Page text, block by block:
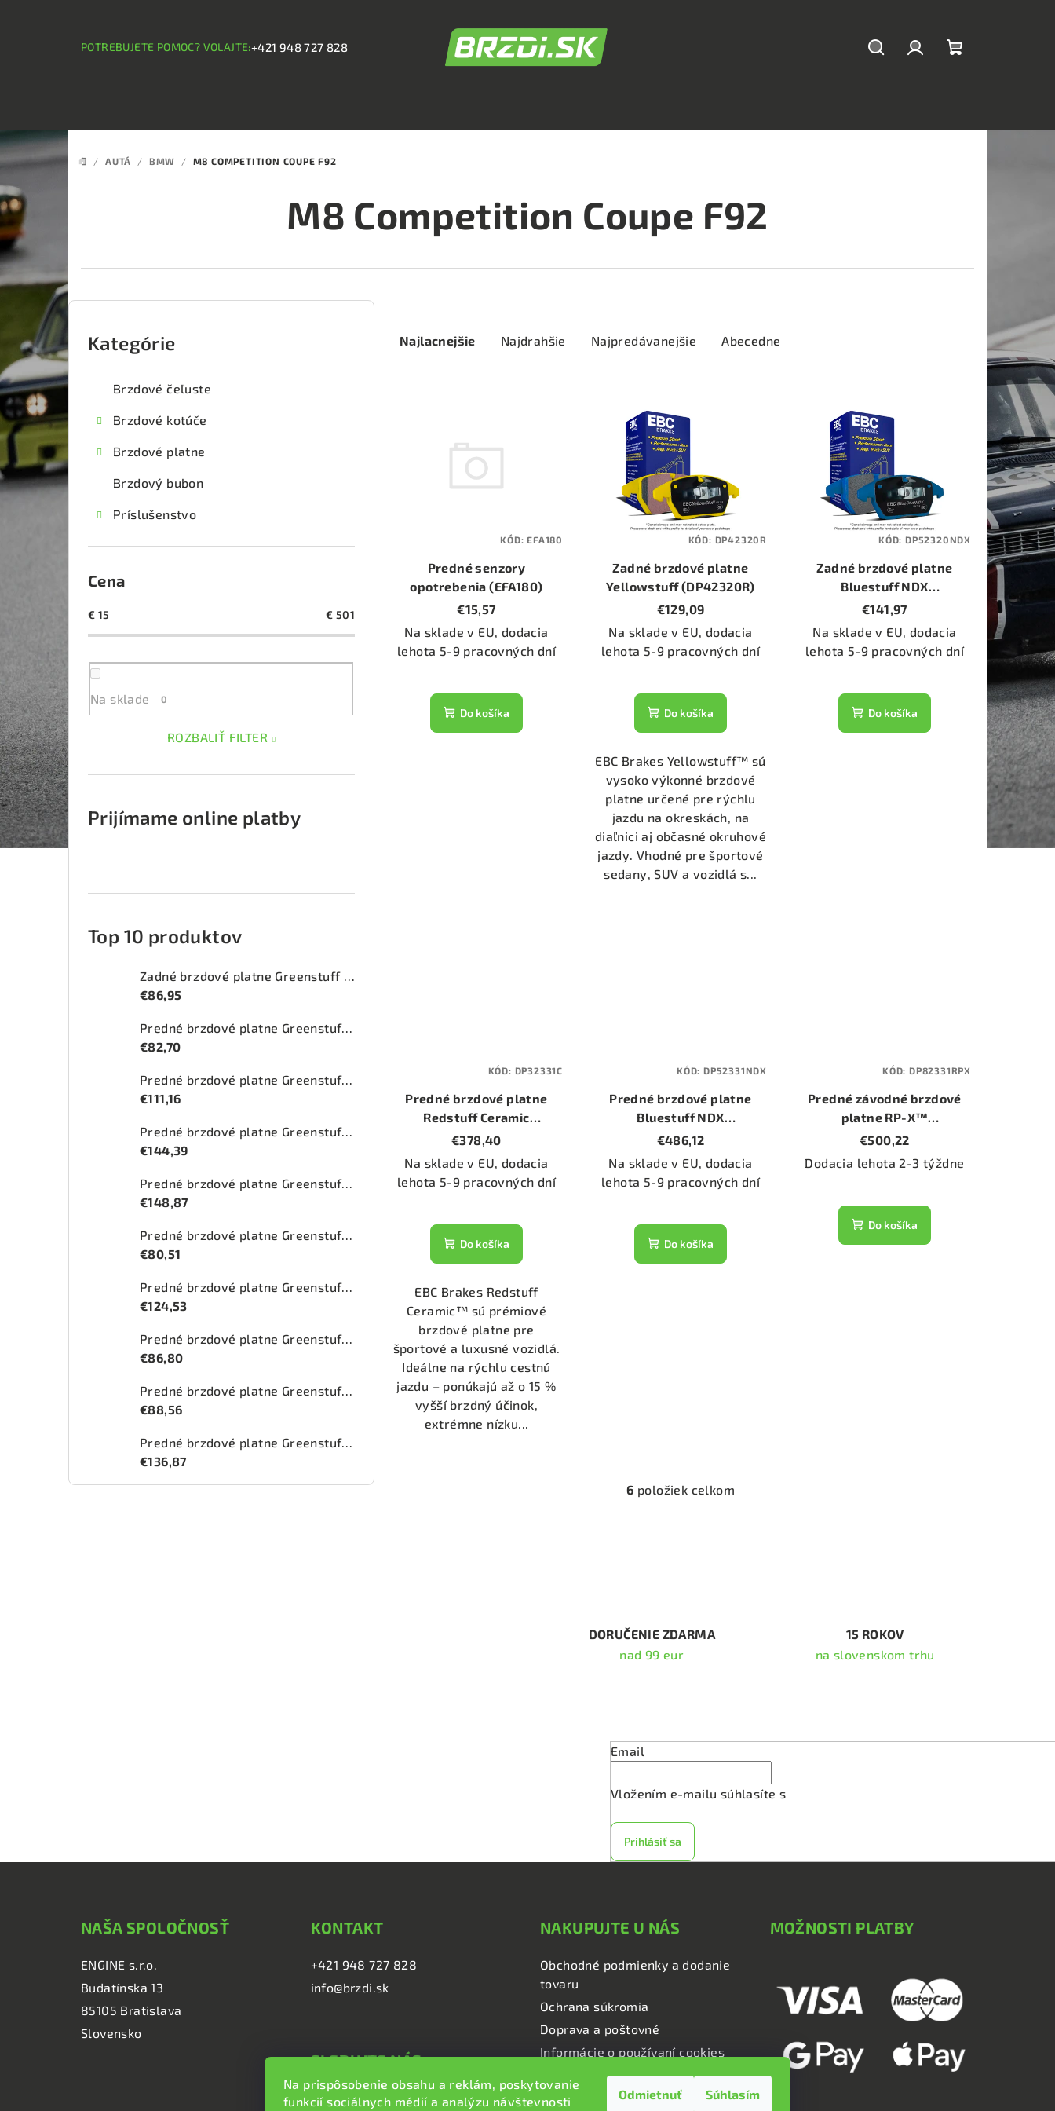
Na prispôsobenie obsahu a reklám, poskytovanie
funkcií sociálnych médií a analýzu návštevnosti
Odmietnuť Súhlasím
POTREBUJETE POMOC? VOLAJTE:+421 948 727 828
DOMOV
/ AUTÁ / BMW / M8 COMPETITION COUPE F92
M8 Competition Coupe F92
B
o
č
ý
p
a
Preskočiť
kategórie
Kategórie
Brzdové čeľuste
Brzdové kotúče
Brzdové platne
Brzdový bubon
Príslušenstvo
Cena
€ 15 € 501
Na sklade 0
ROZBALIŤ FILTER
Prijímame online platby
Top 10 produktov
Zadné brzdové platne Greenstuff 2000 (DP21518)
€86,95
Predné brzdové platne Greenstuff 2000 (DP22050)
€82,70
Predné brzdové platne Greenstuff 2000 (DP21555)
€111,16
Predné brzdové platne Greenstuff 2000 (DP23070)
€144,39
Predné brzdové platne Greenstuff 2000 (DP22286)
€148,87
Predné brzdové platne Greenstuff 2000 (DP21476)
€80,51
Predné brzdové platne Greenstuff 2000 (DP21074)
€124,53
Predné brzdové platne Greenstuff 2000 (DP21133)
€86,80
Predné brzdové platne Greenstuff 2000 (DP2800)
€88,56
Predné brzdové platne Greenstuff 2000 (DP22225)
€136,87
a
u
Najlacnejšie Najdrahšie Najpredávanejšie Abecedne
d
Predné senzory
opotrebenia (EFA180)
€15,57
Na sklade v EU, dodacia
lehota 5-9 pracovných dní
Do košíka
KÓD:EFA180
Zadné brzdové platne
Yellowstuff (DP42320R)
€129,09
Na sklade v EU, dodacia
lehota 5-9 pracovných dní
Do košíka
EBC Brakes Yellowstuff™ sú
vysoko výkonné brzdové
platne určené pre rýchlu
jazdu na okreskách, na
diaľnici aj občasné okruhové
jazdy. Vhodné pre športové
sedany, SUV a vozidlá s...
KÓD: DP42320R
Zadné brzdové platne
Bluestuff NDX
(DP52320NDX)
€141,97
Na sklade v EU, dodacia
lehota 5-9 pracovných dní
Do košíka
KÓD: DP52320NDX
Predné brzdové platne
Redstuff Ceramic
(DP32331C)
€378,40
Na sklade v EU, dodacia
lehota 5-9 pracovných dní
Do košíka
EBC Brakes Redstuff
Ceramic™ sú prémiové
brzdové platne pre
športové a luxusné vozidlá.
Ideálne na rýchlu cestnú
jazdu – ponúkajú až o 15 %
vyšší brzdný účinok,
extrémne nízku...
KÓD: DP32331C
Predné brzdové platne
Bluestuff NDX
(DP52331NDX)
€486,12
Na sklade v EU, dodacia
lehota 5-9 pracovných dní
Do košíka
KÓD: DP52331NDX
Predné závodné brzdové
platne RP-X™
(DP82331RPX)
€500,22
Dodacia lehota 2-3 týždne
Do košíka
KÓD: DP82331RPX
O
c
i
v
k
y
ý
p
6 položiek celkom
DORUČENIE ZDARMA
nad 99 eur
15 ROKOV
na slovenskom trhu
Email
Vložením e-mailu súhlasíte s
Prihlásiť sa
NAŠA SPOLOČNOSŤ
ENGINE s.r.o.
Budatínska 13
85105 Bratislava
Slovensko
KONTAKT
+421 948 727 828
info@brzdi.sk
SLEDUJTE NÁS
brzdi.sk
NAKUPUJTE U NÁS
Obchodné podmienky a dodanie
tovaru
Ochrana súkromia
Doprava a poštovné
Informácie o používaní cookies
MOŽNOSTI PLATBY